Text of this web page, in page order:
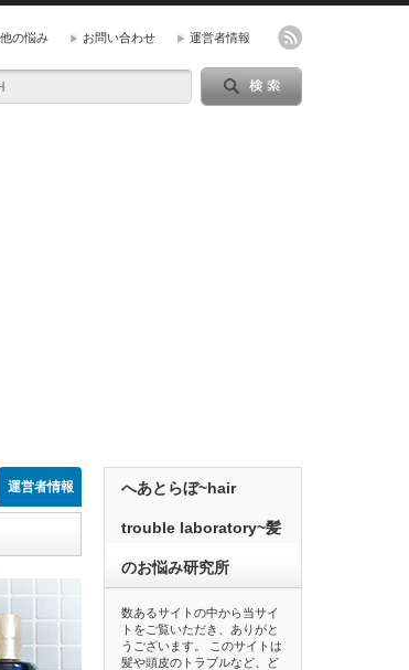
の悩み お問い合わせ 運営者情報
運営者情報 へあとらぼ~hair
trouble laboratory~髪
のお悩み研究所
数あるサイトの中から当サイ
トをご覧いただき、ありがと
うございます。 このサイトは
髪や頭皮のトラブルなど、ど